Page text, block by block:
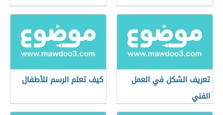
تعريف الشكل في العمل
الفني
كيف تعلم الرسم للأطفال